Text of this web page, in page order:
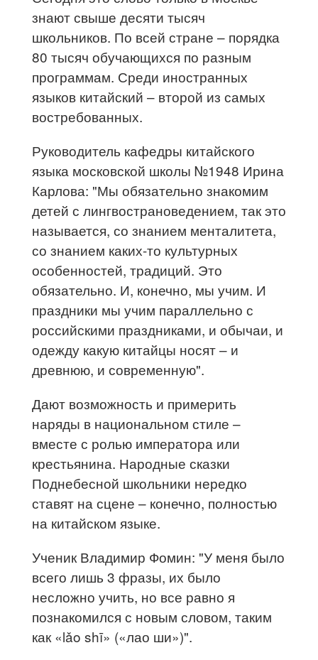
знают свыше десяти тысяч
школьников. По всей стране – порядка
80 тысяч обучающихся по разным
программам. Среди иностранных
языков китайский – второй из самых
востребованных.
Руководитель кафедры китайского
языка московской школы №1948 Ирина
Карлова: "Мы обязательно знакомим
детей с лингвострановедением, так это
называется, со знанием менталитета,
со знанием каких-то культурных
особенностей, традиций. Это
обязательно. И, конечно, мы учим. И
праздники мы учим параллельно с
российскими праздниками, и обычаи, и
одежду какую китайцы носят – и
древнюю, и современную".
Дают возможность и примерить
наряды в национальном стиле –
вместе с ролью императора или
крестьянина. Народные сказки
Поднебесной школьники нередко
ставят на сцене – конечно, полностью
на китайском языке.
Ученик Владимир Фомин: "У меня было
всего лишь 3 фразы, их было
несложно учить, но все равно я
познакомился с новым словом, таким
как «lǎo shī» («лао ши»)".